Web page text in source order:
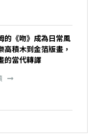
的《吻》成為日常風
高積木到金箔版畫，
的當代轉譯